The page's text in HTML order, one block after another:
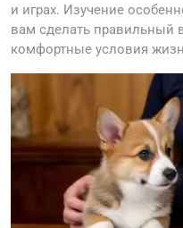
и играх. Изучение
вам сделать правильный
комфортные условия